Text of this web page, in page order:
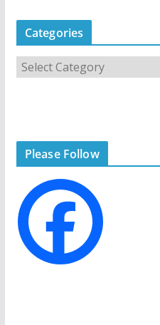
Categories
a
r
e
s
Please Follow